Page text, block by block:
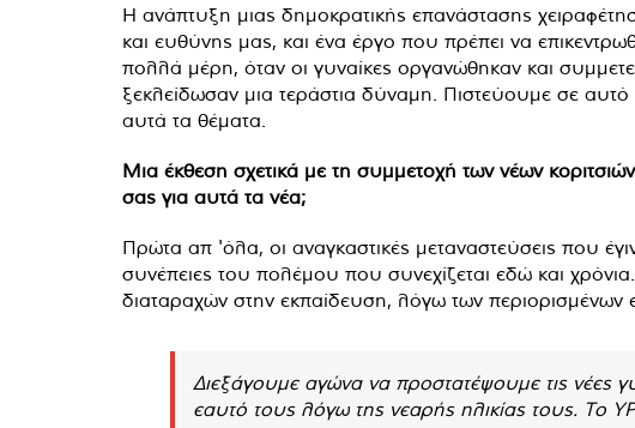
Η ανάπτυξη μιας δημοκρατικής επανάστασης
και ευθύνης μας, και ένα έργο που πρέπει να
πολλά μέρη, όταν οι γυναίκες οργανώθηκαν και
ξεκλείδωσαν μια τεράστια δύναμη. Πιστεύουμε σε
αυτά τα θέματα.
Μια έκθεση σχετικά με τη συμμετοχή των νέων
σας για αυτά τα νέα;
Πρώτα απ 'όλα, οι αναγκαστικές μεταναστεύσεις που
συνέπειες του πολέμου που συνεχίζεται εδώ και
διαταραχών στην εκπαίδευση, λόγω των περιορισμένων
Διεξάγουμε αγώνα να προστατέψουμε τις νέες
εαυτό τους λόγω της νεαρής ηλικίας τους. Το